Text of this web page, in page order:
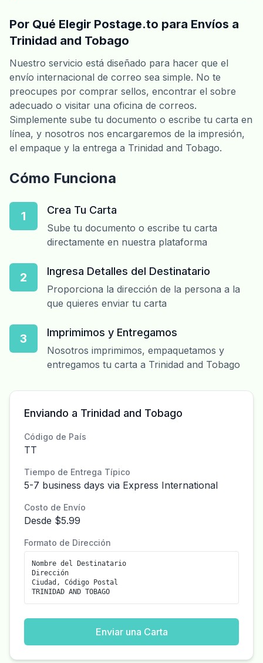
Por Qué Elegir Postage.to para Envíos a
Trinidad and Tobago
Nuestro servicio está diseñado para hacer que el
envío internacional de correo sea simple. No te
preocupes por comprar sellos, encontrar el sobre
adecuado o visitar una oficina de correos.
Simplemente sube tu documento o escribe tu carta en
línea, y nosotros nos encargaremos de la impresión,
el empaque y la entrega a Trinidad and Tobago.
Cómo Funciona
1 Crea Tu Carta
Sube tu documento o escribe tu carta
directamente en nuestra plataforma
2 Ingresa Detalles del Destinatario
Proporciona la dirección de la persona a la
que quieres enviar tu carta
3 Imprimimos y Entregamos
Nosotros imprimimos, empaquetamos y
entregamos tu carta a Trinidad and Tobago
Enviando a Trinidad and Tobago
Código de País
TT
Tiempo de Entrega Típico
5-7 business days via Express International
Costo de Envío
Desde $5.99
Formato de Dirección
Nombre del Destinatario
Dirección
Ciudad, Código Postal
TRINIDAD AND TOBAGO
Enviar una Carta